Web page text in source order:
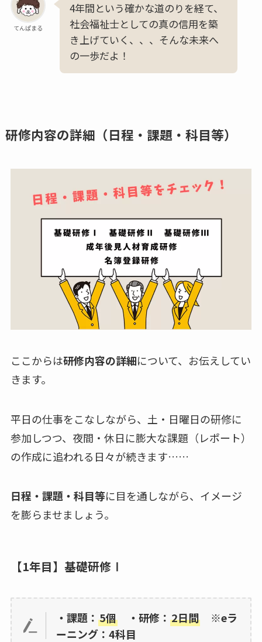
てんぱまる
4年間という確かな道のりを経て、
社会福祉士としての真の信用を築
き上げていく、、、そんな未来へ
の一歩だよ！
研修内容の詳細（日程・課題・科目等）
ここからは研修内容の詳細について、お伝えしてい
きます。
平日の仕事をこなしながら、土・日曜日の研修に
参加しつつ、夜間・休日に膨大な課題（レポート）
の作成に追われる日々が続きます……
日程・課題・科目等に目を通しながら、イメージ
を膨らませましょう。
【1年目】基礎研修Ⅰ
・課題：5個 ・研修：2日間
※eラ
ーニング：4科目